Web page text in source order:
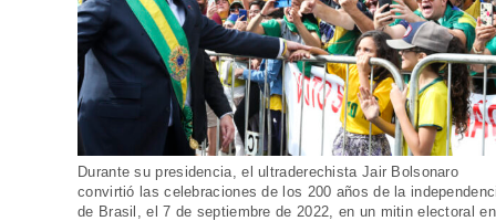
Durante su presidencia, el ultraderechista Jair Bolsonaro
convirtió las celebraciones de los 200 años de la
de Brasil, el 7 de septiembre de 2022, en un mitin electoral en